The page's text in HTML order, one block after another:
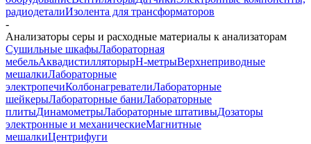
радиодеталиИзолента для трансформаторов
-
Анализаторы серы и расходные материалы к анализаторам
Cушильные шкафыЛабораторная
мебельАквадистилляторыpH-метрыВерхнеприводные
мешалкиЛабораторные
электропечиКолбонагревателиЛабораторные
шейкерыЛабораторные баниЛабораторные
плитыДинамометрыЛабораторные штативыДозаторы
электронные и механическиеМагнитные
мешалкиЦентрифуги